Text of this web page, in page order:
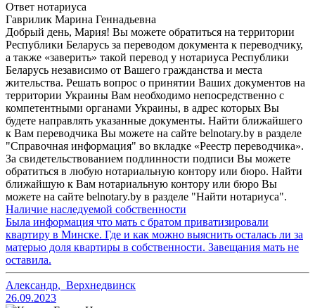
Ответ нотариуса
Гаврилик Марина Геннадьевна
Добрый день, Мария! Вы можете обратиться на территории
Республики Беларусь за переводом документа к переводчику,
а также «заверить» такой перевод у нотариуса Республики
Беларусь независимо от Вашего гражданства и места
жительства. Решать вопрос о принятии Ваших документов на
территории Украины Вам необходимо непосредственно с
компетентными органами Украины, в адрес которых Вы
будете направлять указанные документы. Найти ближайшего
к Вам переводчика Вы можете на сайте belnotary.by в разделе
"Справочная информация" во вкладке «Реестр переводчика».
За свидетельствованием подлинности подписи Вы можете
обратиться в любую нотариальную контору или бюро. Найти
ближайшую к Вам нотариальную контору или бюро Вы
можете на сайте belnotary.by в разделе "Найти нотариуса".
Наличие наследуемой собственности
Была информация что мать с братом приватизировали
квартиру в Минске. Где и как можно выяснить осталась ли за
матерью доля квартиры в собственности. Завещания мать не
оставила.
Александр, Верхнедвинск
26.09.2023